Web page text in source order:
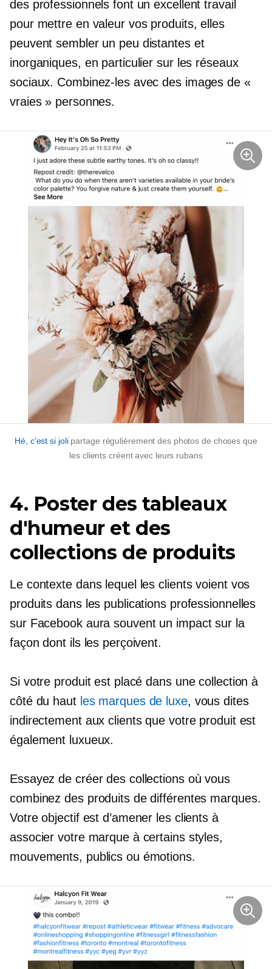
des professionnels font un excellent travail
pour mettre en valeur vos produits, elles
peuvent sembler un peu distantes et
inorganiques, en particulier sur les réseaux
sociaux. Combinez-les avec des images de «
vraies » personnes.
Hé, c'est si jolipartage régulièrement des photos de choses que
les clients créent avec leurs rubans
4. Poster des tableaux
d'humeur et des
collections de produits
Le contexte dans lequel les clients voient vos
produits dans les publications professionnelles
sur Facebook aura souvent un impact sur la
façon dont ils les perçoivent.
Si votre produit est placé dans une collection à
côté du haut les marques de luxe, vous dites
indirectement aux clients que votre produit est
également luxueux.
Essayez de créer des collections où vous
combinez des produits de différentes marques.
Votre objectif est d’amener les clients à
associer votre marque à certains styles,
mouvements, publics ou émotions.